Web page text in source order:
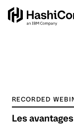
RECORDED
Les